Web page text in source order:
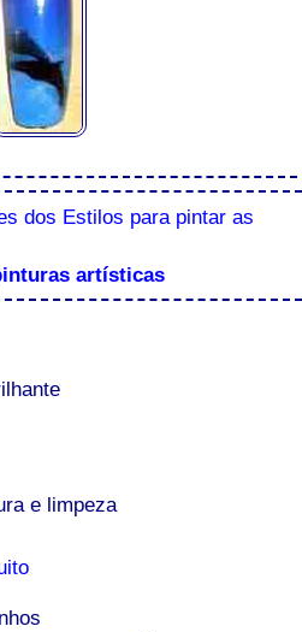
dos Estilos para pintar as
artísticas
e limpeza